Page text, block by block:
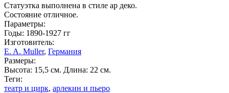
Статуэтка выполнена в стиле ар деко.
Состояние отличное.
Параметры:
Годы: 1890-1927 гг
Изготовитель:
E. A. Muller, Германия
Размеры:
Высота: 15,5 см. Длина: 22 см.
Теги:
театр и цирк, арлекин и пьеро